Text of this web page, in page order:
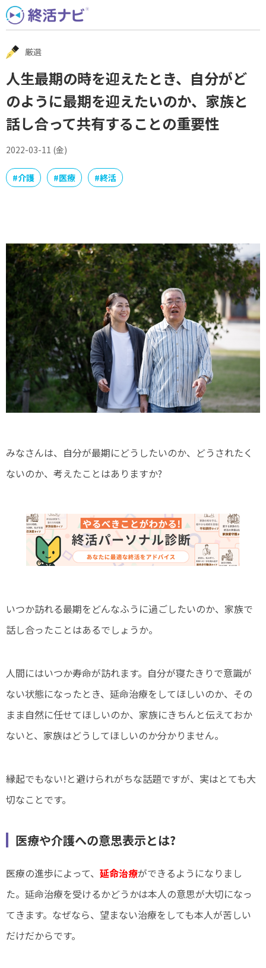
Skip
to
content
厳選
人生最期の時を迎えたとき、自分がど
のように最期を迎えたいのか、家族と
話し合って共有することの重要性
2022-03-11 (金)
#介護 #医療 #終活
みなさんは、自分が最期にどうしたいのか、どうされたく
ないのか、考えたことはありますか?
いつか訪れる最期をどんなふうに過ごしたいのか、家族で
話し合ったことはあるでしょうか。
人間にはいつか寿命が訪れます。自分が寝たきりで意識が
ない状態になったとき、延命治療をしてほしいのか、その
まま自然に任せてほしいのか、家族にきちんと伝えておか
ないと、家族はどうしてほしいのか分かりません。
縁起でもない!と避けられがちな話題ですが、実はとても大
切なことです。
医療や介護への意思表示とは?
医療の進歩によって、 延命治療ができるようになりまし
た。延命治療を受けるかどうかは本人の意思が大切になっ
てきます。なぜなら、望まない治療をしても本人が苦しい
だけだからです。